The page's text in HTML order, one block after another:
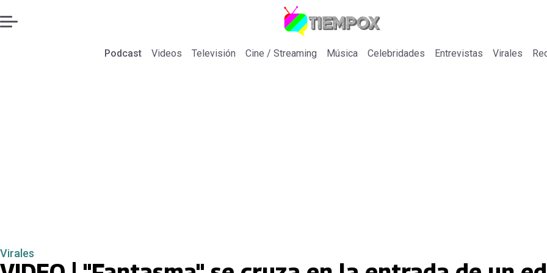
Podcast Videos Televisión Cine / Streaming Música Celebridades Entrevistas Virales
Virales